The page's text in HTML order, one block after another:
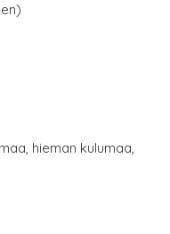
hieman kulumaa,